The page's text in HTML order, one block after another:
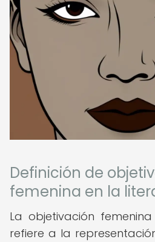
Definición de
femenina en la
La objetivación
refiere a la